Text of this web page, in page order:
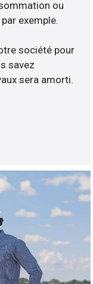
ou
exemple.
société pour
savez
sera amorti.